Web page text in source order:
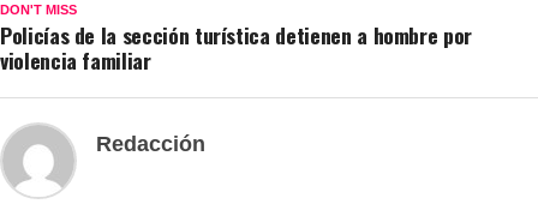
DON'T MISS
Policías de la sección turística detienen a hombre por
violencia familiar
Redacción